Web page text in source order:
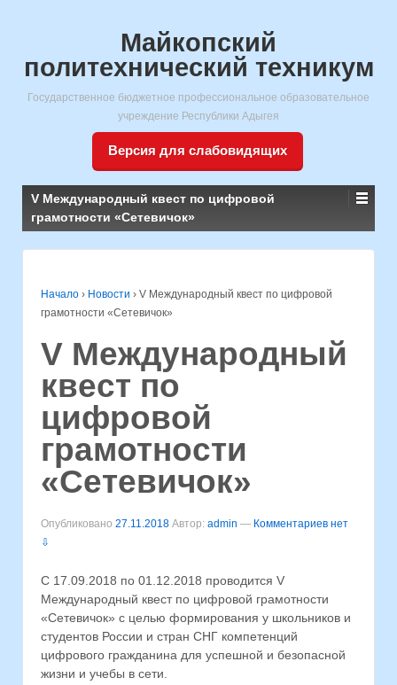
Майкопский
политехнический техникум
Государственное бюджетное профессиональное образовательное
учреждение Республики Адыгея
Версия для слабовидящих
V Международный квест по цифровой
грамотности «Сетевичок»
Начало › Новости › V Международный квест по цифровой
грамотности «Сетевичок»
V Международный
квест по
цифровой
грамотности
«Сетевичок»
Опубликовано 27.11.2018 Автор: admin — Комментариев нет
⇩
С 17.09.2018 по 01.12.2018 проводится V
Международный квест по цифровой грамотности
«Сетевичок» с целью формирования у школьников и
студентов России и стран СНГ компетенций
цифрового гражданина для успешной и безопасной
жизни и учебы в сети.